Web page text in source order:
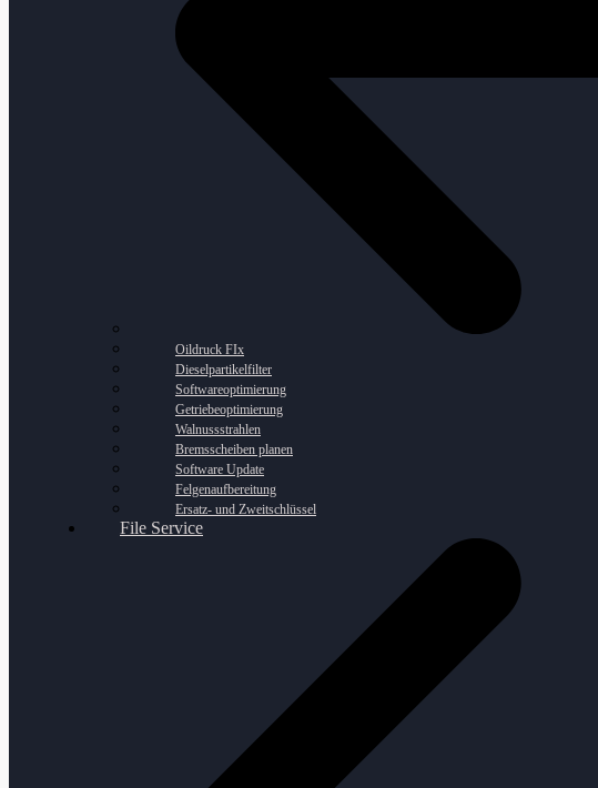
Oildruck FIx
Dieselpartikelfilter
Softwareoptimierung
Getriebeoptimierung
Walnussstrahlen
Bremsscheiben planen
Software Update
Felgenaufbereitung
Ersatz- und Zweitschlüssel
File Service